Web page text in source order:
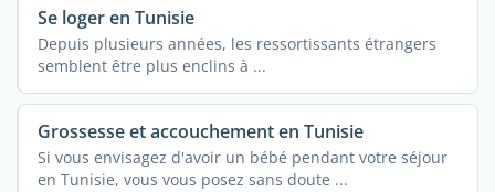
Se loger en Tunisie
Depuis plusieurs années, les ressortissants étrangers
semblent être plus enclins à ...
Grossesse et accouchement en Tunisie
Si vous envisagez d'avoir un bébé pendant votre séjour
en Tunisie, vous vous posez sans doute ...